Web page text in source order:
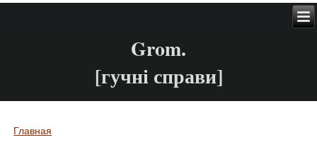
Grom.
[гучні справи]
Вы здесь
Главная